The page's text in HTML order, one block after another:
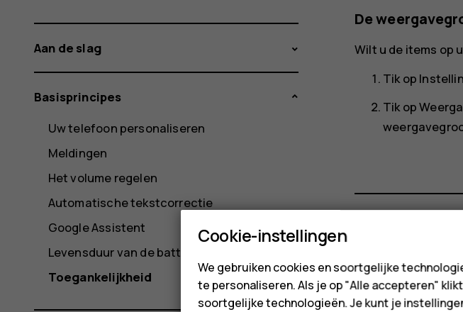
De
Wilt u de items op
Tik op
Tik op
Ja Nee
Aan de slag
Basisprincipes
Uw telefoon personaliseren
Meldingen
Het volume regelen
Automatische tekstcorrectie
Google Assistent
Levensduur van de batterij
Toegankelijkheid
Cookie-instellingen
We gebruiken cookies en soortgelijke
te personaliseren. Als je op "Alle accepteren"
soortgelijke technologieën. Je kunt je